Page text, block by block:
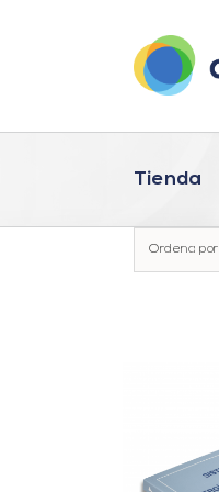
Tienda
Ordena por